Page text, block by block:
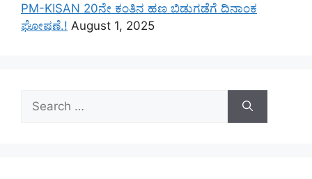
PM-KISAN 20ನೇ ಕಂತಿನ ಹಣ ಬಿಡುಗಡೆಗೆ ದಿನಾಂಕ
ಘೋಷಣೆ.! August 1, 2025
for: